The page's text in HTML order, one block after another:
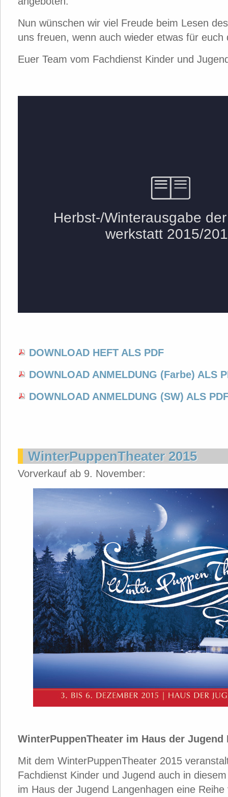
Nun wünschen wir viel Freude beim Lesen
uns freuen, wenn auch wieder etwas für euch
Euer Team vom Fachdienst Kinder und
DOWNLOAD HEFT ALS PDF
DOWNLOAD ANMELDUNG (Farbe) ALS
DOWNLOAD ANMELDUNG (SW) ALS
WinterPuppenTheater 2015
Vorverkauf ab 9. November:
WinterPuppenTheater im Haus der Jugend
Mit dem WinterPuppenTheater 2015
Fachdienst Kinder und Jugend auch in
im Haus der Jugend Langenhagen eine